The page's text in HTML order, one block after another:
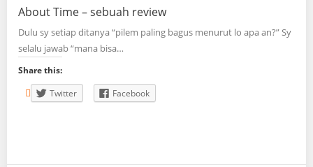
About Time – sebuah review
Dulu sy setiap ditanya “pilem paling bagus menurut lo apa an?” Sy
selalu jawab “mana bisa…
Share this:
Twitter
Facebook